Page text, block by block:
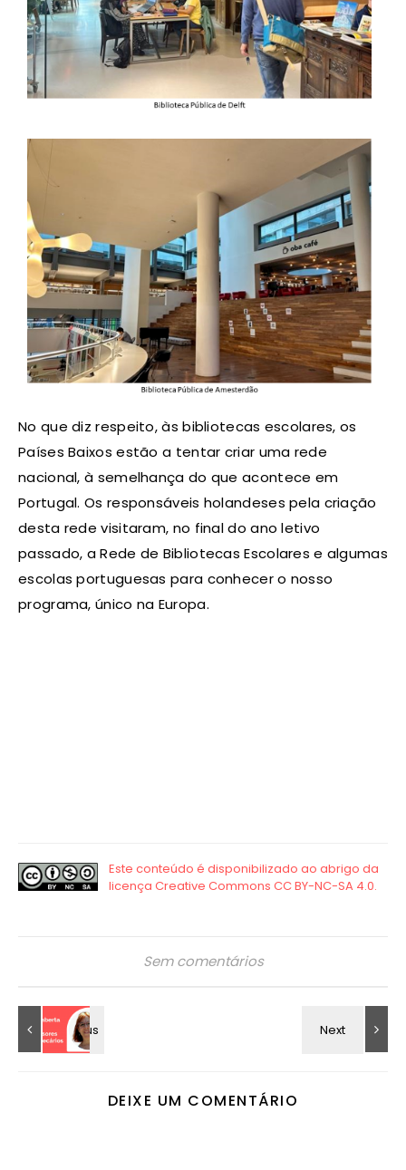
No que diz respeito, às bibliotecas escolares, os
Países Baixos estão a tentar criar uma rede
nacional, à semelhança do que acontece em
Portugal. Os responsáveis holandeses pela criação
desta rede visitaram, no final do ano letivo
passado, a Rede de Bibliotecas Escolares e algumas
escolas portuguesas para conhecer o nosso
programa, único na Europa.
Sem comentários
DEIXE UM COMENTÁRIO